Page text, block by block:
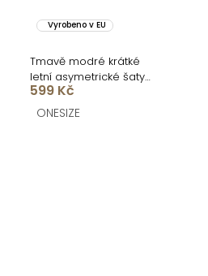
Vyrobeno v EU
Tmavě modré krátké
letní asymetrické šaty
DELVINA
599 Kč
ONESIZE